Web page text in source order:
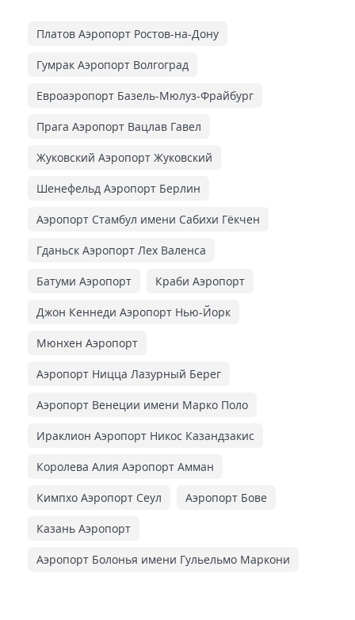
Платов Аэропорт Ростов-на-Дону
Гумрак Аэропорт Волгоград
Евроаэропорт Базель-Мюлуз-Фрайбург
Прага Аэропорт Вацлав Гавел
Жуковский Аэропорт Жуковский
Шенефельд Аэропорт Берлин
Аэропорт Стамбул имени Сабихи Гёкчен
Гданьск Аэропорт Лех Валенса
Батуми Аэропорт Краби Аэропорт
Джон Кеннеди Аэропорт Нью-Йорк
Мюнхен Аэропорт
Аэропорт Ницца Лазурный Берег
Аэропорт Венеции имени Марко Поло
Ираклион Аэропорт Никос Казандзакис
Королева Алия Аэропорт Амман
Кимпхо Аэропорт Сеул Аэропорт Бове
Казань Аэропорт
Аэропорт Болонья имени Гульельмо Маркони